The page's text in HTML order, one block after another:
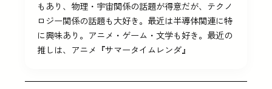
もあり、物理・宇宙関係の話題が得意だが、テクノ
ロジー関係の話題も大好き。最近は半導体関連に特
に興味あり。アニメ・ゲーム・文学も好き。最近の
推しは、アニメ『サマータイムレンダ』